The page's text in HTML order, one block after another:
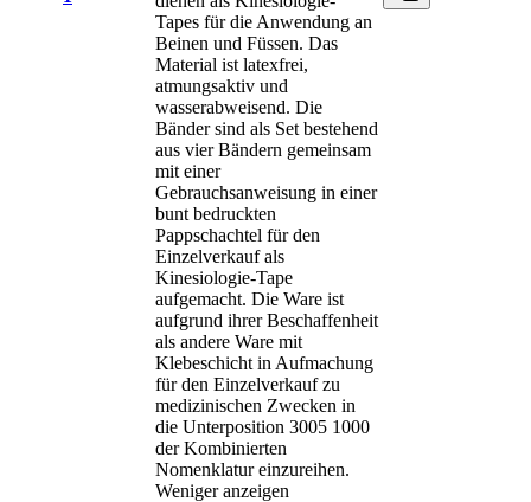
Tapes für die Anwendung an
Beinen und Füssen. Das
Material ist latexfrei,
atmungsaktiv und
wasserabweisend. Die
Bänder sind als Set bestehend
aus vier Bändern gemeinsam
mit einer
Gebrauchsanweisung in einer
bunt bedruckten
Pappschachtel für den
Einzelverkauf als
Kinesiologie-Tape
aufgemacht. Die Ware ist
aufgrund ihrer Beschaffenheit
als andere Ware mit
Klebeschicht in Aufmachung
für den Einzelverkauf zu
medizinischen Zwecken in
die Unterposition 3005 1000
der Kombinierten
Nomenklatur einzureihen.
Weniger anzeigen